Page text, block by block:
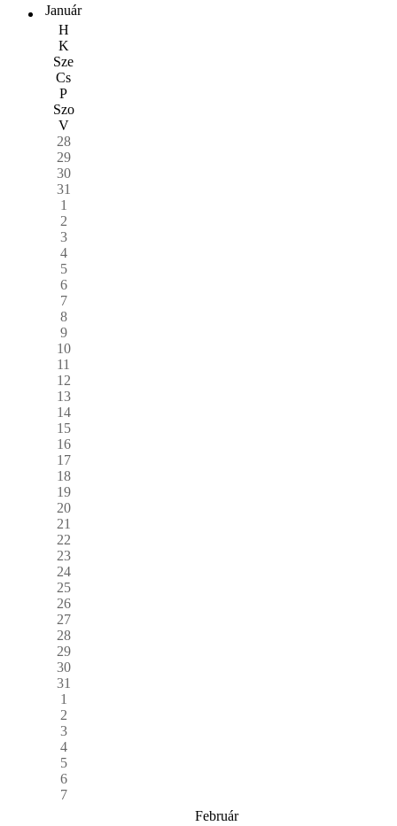
Január
H
K
Sze
Cs
P
Szo
V
28
29
30
31
1
2
3
4
5
6
7
8
9
10
11
12
13
14
15
16
17
18
19
20
21
22
23
24
25
26
27
28
29
30
31
1
2
3
4
5
6
7
Február